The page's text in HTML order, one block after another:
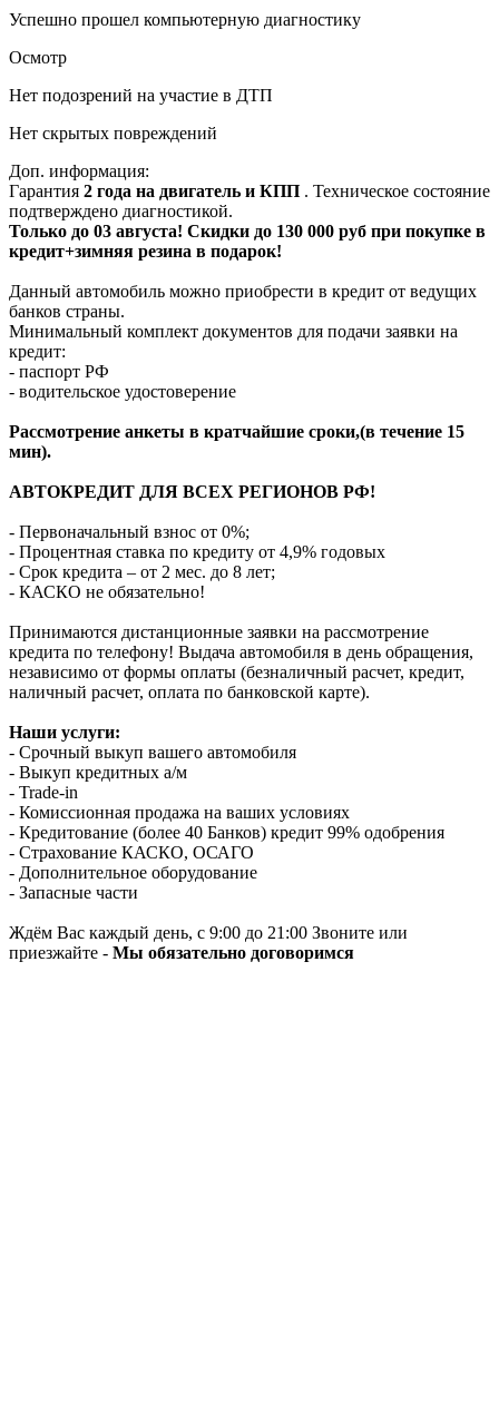
Успешно прошел компьютерную диагностику
Осмотр
Нет подозрений на участие в ДТП
Нет скрытых повреждений
Доп. информация:
Гарантия 2 года на двигатель и КПП . Техническое состояние
подтверждено диагностикой.
Только до 03 августа! Скидки до 130 000 руб при покупке в
кредит+зимняя резина в подарок!
Данный автомобиль можно приобрести в кредит от ведущих
банков страны.
Минимальный комплект документов для подачи заявки на
кредит:
- паспорт РФ
- водительское удостоверение
Рассмотрение анкеты в кратчайшие сроки,(в течение 15
мин).
АВТОКРЕДИТ ДЛЯ ВСЕХ РЕГИОНОВ РФ!
- Первоначальный взнос от 0%;
- Процентная ставка по кредиту от 4,9% годовых
- Срок кредита – от 2 мес. до 8 лет;
- КАСКО не обязательно!
Принимаются дистанционные заявки на рассмотрение
кредита по телефону! Выдача автомобиля в день обращения,
независимо от формы оплаты (безналичный расчет, кредит,
наличный расчет, оплата по банковской карте).
Наши услуги:
- Срочный выкуп вашего автомобиля
- Выкуп кредитных а/м
- Trade-in
- Комиссионная продажа на ваших условиях
- Кредитование (более 40 Банков) кредит 99% одобрения
- Страхование КАСКО, ОСАГО
- Дополнительное оборудование
- Запасные части
Ждём Вас каждый день, с 9:00 до 21:00 Звоните или
приезжайте - Мы обязательно договоримся